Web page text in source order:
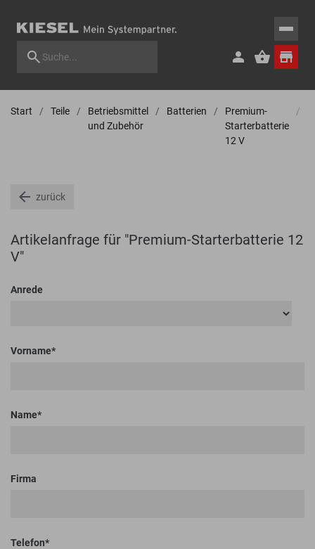
Start Teile
Betriebsmittel
und Zubehör
Batterien
Premium-
Starterbatterie
12 V
zurück
Artikelanfrage für "Premium-Starterbatterie 12
V"
Anrede
Vorname
Name
Firma
Telefon